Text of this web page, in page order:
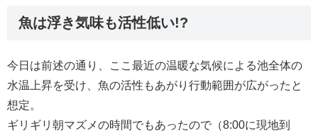
魚は浮き気味も活性低い!?
今日は前述の通り、ここ最近の温暖な気候による池全体の
水温上昇を受け、魚の活性もあがり行動範囲が広がったと
想定。
ギリギリ朝マズメの時間でもあったので（8:00に現地到